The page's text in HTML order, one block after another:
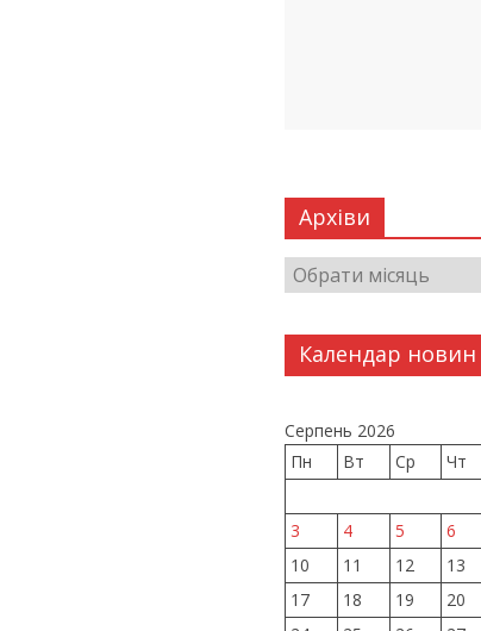
Архіви
Календар новин
Серпень 2026
Пн
Вт Ср Чт
3
4 5 6
10
11 12 13
17
18 19 20